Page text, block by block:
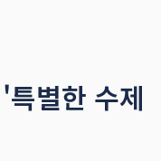
별한 수제